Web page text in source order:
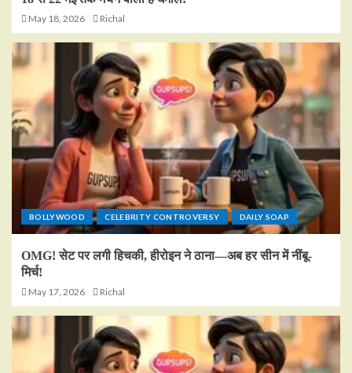
May 18, 2026 Richal
BOLLYWOOD CELEBRITY CONTROVERSY DAILY SOAP
OMG! सेट पर लगी हिचकी, हीरोइन ने ठाना—अब हर सीन में नींबू-
मिर्च!
May 17, 2026 Richal